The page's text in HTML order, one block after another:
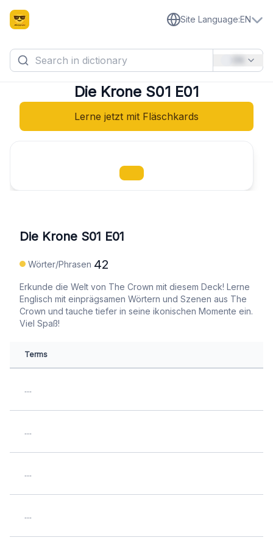
Site Language:EN
Die Krone S01 E01
Lerne jetzt mit Fläschkards
Die Krone S01 E01
Wörter/Phrasen 42
Erkunde die Welt von The Crown mit diesem Deck! Lerne
Englisch mit einprägsamen Wörtern und Szenen aus The
Crown und tauche tiefer in seine ikonischen Momente ein.
Viel Spaß!
Terms
....
....
....
....